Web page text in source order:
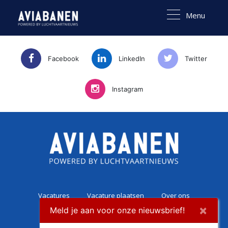
Menu
Facebook LinkedIn Twitter
Instagram
Vacatures Vacature plaatsen
Over ons
Career Experience
Contact
Meld je aan voor onze nieuwsbrief! ×